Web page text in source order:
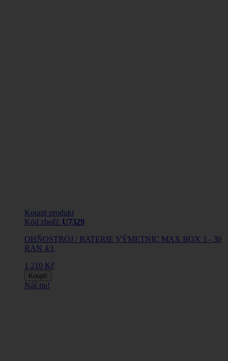
Koupit produkt
Kód zboží: U7329
OHŇOSTROJ / BATERIE VÝMETNIC MAX BOX 3 - 30
RAN 4/1
1 210 Kč
Koupit
Náš tip!